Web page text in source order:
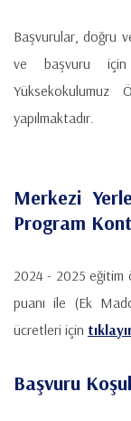
Başvurular, doğru
ve başvuru
yapılmaktadır.
Merkezi
Program
2024 - 2025 eğitim
puanı ile (Ek
ücretleri için
Başvuru